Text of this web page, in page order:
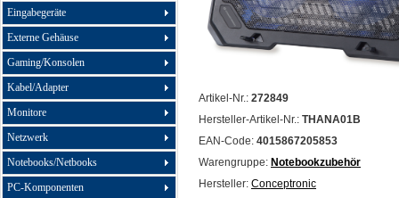
Eingabegeräte
Externe Gehäuse
Gaming/Konsolen
Kabel/Adapter
Monitore
Netzwerk
Notebooks/Netbooks
PC-Komponenten
Artikel-Nr.: 272849
Hersteller-Artikel-Nr.: THANA01B
EAN-Code: 4015867205853
Warengruppe: Notebookzubehör
Hersteller: Conceptronic